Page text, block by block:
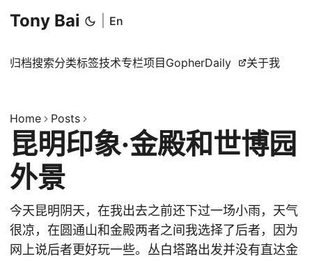
Tony Bai En
归档搜索分类标签技术专栏项目 GopherDaily 关于我
Home Posts
昆明印象·金殿和世博园
外景
今天昆明阴天，在我出去之前还下过一场小雨，天气
很凉，在圆通山和金殿两者之间我选择了后者，因为
网上说后者更好玩一些。丛白塔路出发并没有直达金